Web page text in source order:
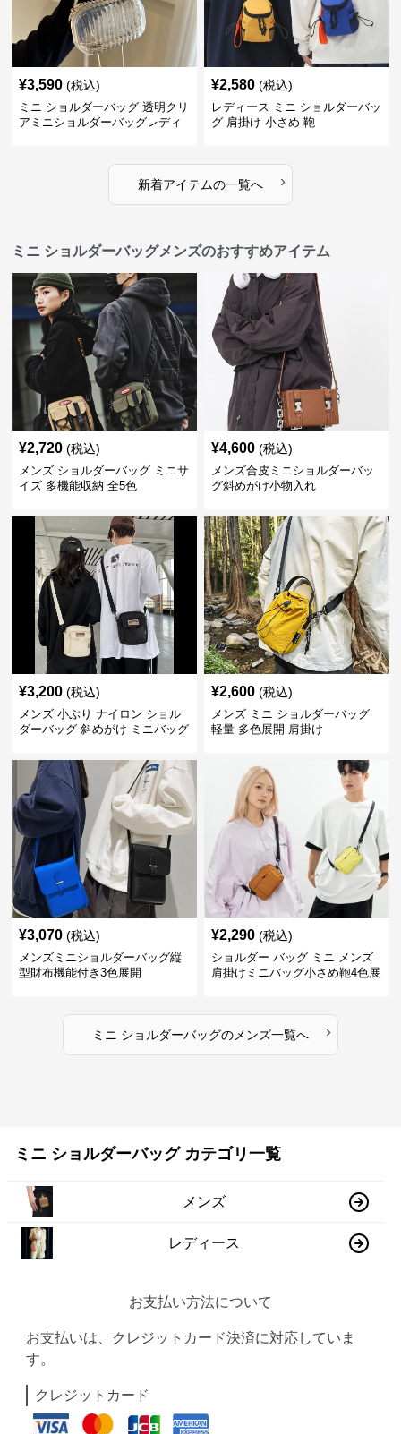
¥3,590 (税込)
ミニ ショルダーバッグ 透明クリ
アミニショルダーバッグレディ
¥2,580 (税込)
レディース ミニ ショルダーバッ
グ 肩掛け 小さめ 鞄
新着アイテムの一覧へ ›
ミニ ショルダーバッグメンズのおすすめアイテム
¥2,720 (税込)
メンズ ショルダーバッグ ミニサ
イズ 多機能収納 全5色
¥4,600 (税込)
メンズ合皮ミニショルダーバッ
グ斜めがけ小物入れ
¥3,200 (税込)
メンズ 小ぶり ナイロン ショル
ダーバッグ 斜めがけ ミニバッグ
¥2,600 (税込)
メンズ ミニ ショルダーバッグ
軽量 多色展開 肩掛け
¥3,070 (税込)
メンズミニショルダーバッグ縦
型財布機能付き3色展開
¥2,290 (税込)
ショルダー バッグ ミニ メンズ
肩掛けミニバッグ小さめ鞄4色展
ミニ ショルダーバッグのメンズ一覧へ ›
ミニ ショルダーバッグ カテゴリ一覧
メンズ
レディース
お支払い方法について
お支払いは、クレジットカード決済に対応していま
す。
クレジットカード